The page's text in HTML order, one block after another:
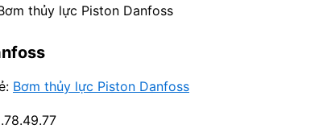
thủy lực Piston Danfoss
Bơm thủy lực Piston Danfoss